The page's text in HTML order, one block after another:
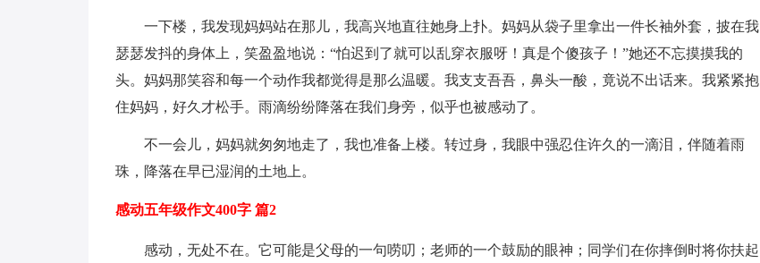
一下楼，我发现妈妈站在那儿，我高兴地直往她身上扑。妈妈从袋子里拿出一件长袖外套，披在我
瑟瑟发抖的身体上，笑盈盈地说：“怕迟到了就可以乱穿衣服呀！真是个傻孩子！”她还不忘摸摸我的
头。妈妈那笑容和每一个动作我都觉得是那么温暖。我支支吾吾，鼻头一酸，竟说不出话来。我紧紧抱
住妈妈，好久才松手。雨滴纷纷降落在我们身旁，似乎也被感动了。
不一会儿，妈妈就匆匆地走了，我也准备上楼。转过身，我眼中强忍住许久的一滴泪，伴随着雨
珠，降落在早已湿润的土地上。
感动五年级作文400字 篇2
感动，无处不在。它可能是父母的一句唠叨；老师的一个鼓励的眼神；同学们在你摔倒时将你扶起